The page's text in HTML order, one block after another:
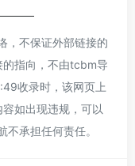
，不保证外部链接的
的指向，不由tcbm导
收录时，该网页上
如出现违规，可以
承担任何责任。